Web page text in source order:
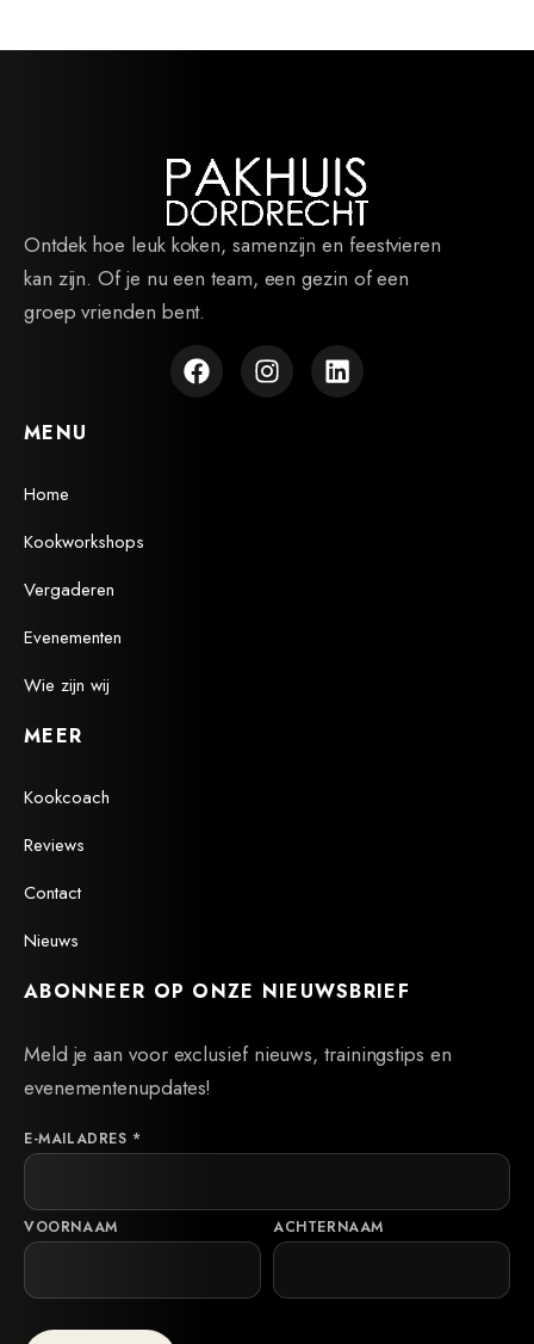
Ontdek hoe leuk koken, samenzijn en feestvieren
kan zijn. Of je nu een team, een gezin of een
groep vrienden bent.
MENU
Home
Kookworkshops
Vergaderen
Evenementen
Wie zijn wij
MEER
Kookcoach
Reviews
Contact
Nieuws
ABONNEER OP ONZE NIEUWSBRIEF
Meld je aan voor exclusief nieuws, trainingstips en
evenementenupdates!
E-MAILADRES *
VOORNAAM ACHTERNAAM